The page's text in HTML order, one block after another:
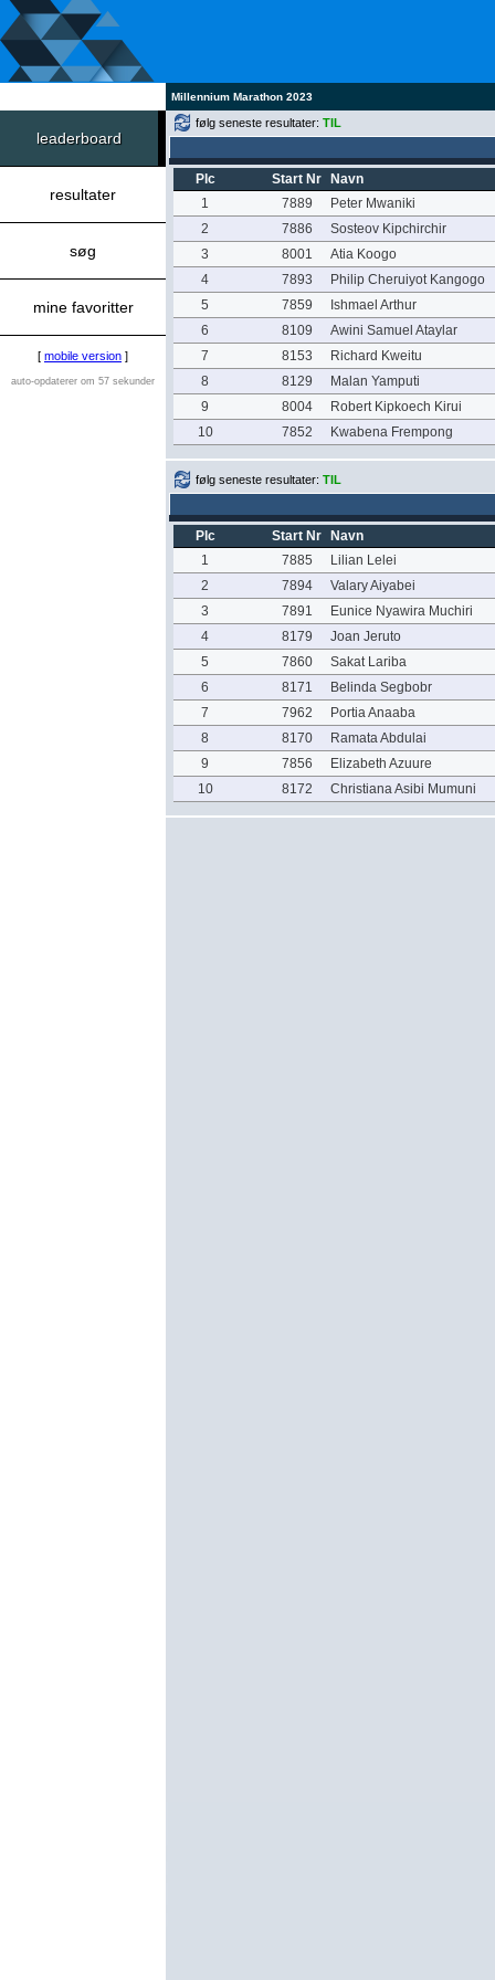
Millennium Marathon 2023
leaderboard
resultater
søg
mine favoritter
[ mobile version ]
auto-opdaterer om 57 sekunder
følg seneste resultater: TIL
Plc Start Nr
Navn
1
7889
Peter Mwaniki
2
7886
Sosteov Kipchirchir
3
8001
Atia Koogo
4
7893
Philip Cheruiyot Kangogo
5
7859
Ishmael Arthur
6
8109
Awini Samuel Ataylar
7
8153
Richard Kweitu
8
8129
Malan Yamputi
9
8004
Robert Kipkoech Kirui
10
7852 Kwabena Frempong
følg seneste resultater: TIL
Plc Start Nr
Navn
1
7885
Lilian Lelei
2
7894
Valary Aiyabei
3
7891
Eunice Nyawira Muchiri
4
8179
Joan Jeruto
5
7860
Sakat Lariba
6
8171
Belinda Segbobr
7
7962
Portia Anaaba
8
8170
Ramata Abdulai
9
7856
Elizabeth Azuure
10
8172 Christiana Asibi Mumuni